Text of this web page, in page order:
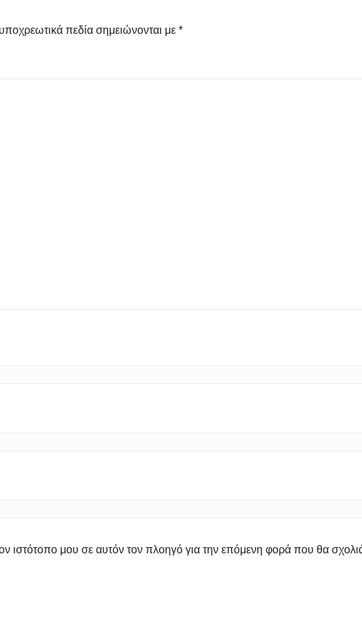
πεδία σημειώνονται με *
ιστότοπο μου σε αυτόν τον πλοηγό για την επόμενη φορά που θα